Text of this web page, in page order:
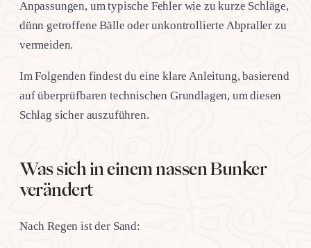
Anpassungen, um typische Fehler wie zu kurze Schläge,
dünn getroffene Bälle oder unkontrollierte Abpraller zu
vermeiden.
Im Folgenden findest du eine klare Anleitung, basierend
auf überprüfbaren technischen Grundlagen, um diesen
Schlag sicher auszuführen.
Was sich in einem nassen Bunker
verändert
Nach Regen ist der Sand: